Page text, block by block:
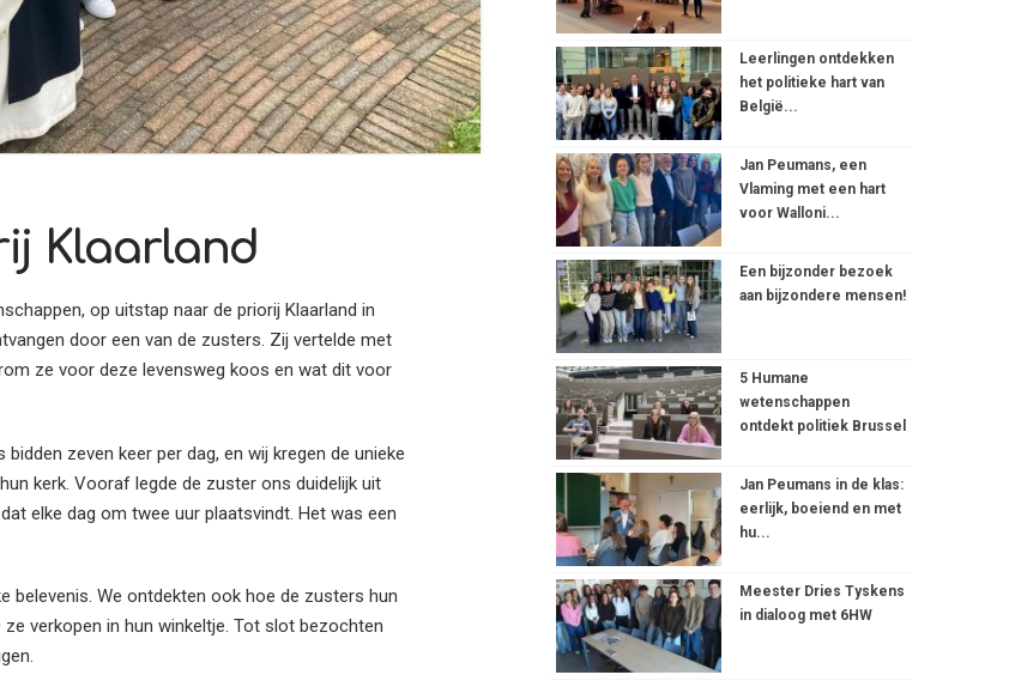
Klaarland
op uitstap naar de priorij Klaarland in
door een van de zusters. Zij vertelde met
ze voor deze levensweg koos en wat dit voor
zeven keer per dag, en wij kregen de unieke
kerk. Vooraf legde de zuster ons duidelijk uit
elke dag om twee uur plaatsvindt. Het was een
belevenis. We ontdekten ook hoe de zusters hun
verkopen in hun winkeltje. Tot slot bezochten
Leerlingen ontdekken
het politieke hart van
België...
Jan Peumans, een
Vlaming met een hart
voor Walloni...
Een bijzonder bezoek
aan bijzondere mensen!
5 Humane
wetenschappen
ontdekt politiek Brussel
Jan Peumans in de klas:
eerlijk, boeiend en met
hu...
Meester Dries Tyskens
in dialoog met 6HW